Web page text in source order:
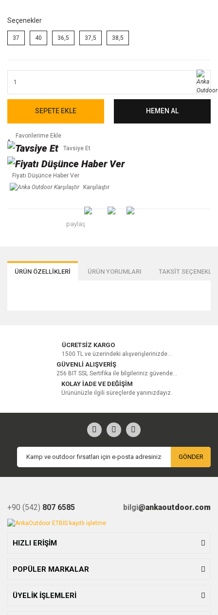
Seçenekler
37 40 36,5 37,5 38,5
SEPETE EKLE HEMEN AL
Tavsiye Et
Fiyatı Düşünce Haber Ver
Karşılaştır
paylaş
ÜRÜN ÖZELLİKLERİ ÜRÜN YORUMLARI TAKSİT
Bu ürüne ilk yorumu siz yapın!
Yorum Yaz
ÜCRETSİZ KARGO
1500 TL ve üzerindeki alışverişlerinizde...
GÜVENLİ ALIŞVERİŞ
256 BIT SSL Sertifika ile bilgileriniz güvende...
KOLAY İADE VE DEĞİŞİM
Ürününüzle ilgili süreçlerde yanınızdayız.
GÖNDER
+90 (542) 807 6585 bilgi@ankaoutdoor.com
HIZLI ERİŞİM
POPÜLER MARKALAR
ÜYELİK İŞLEMLERİ